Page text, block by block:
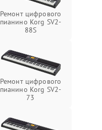
Ремонт цифрового
пианино Korg SV2-
88S
Ремонт цифрового
пианино Korg SV2-
73